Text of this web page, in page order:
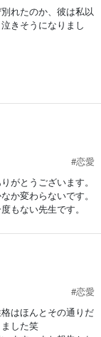
れたのか、彼は私以
きそうになりまし
#恋愛
がとうございます。
か変わらないです。
もない先生です。
#恋愛
はほんとその通りだ
した笑